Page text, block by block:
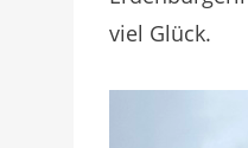
viel Glück.